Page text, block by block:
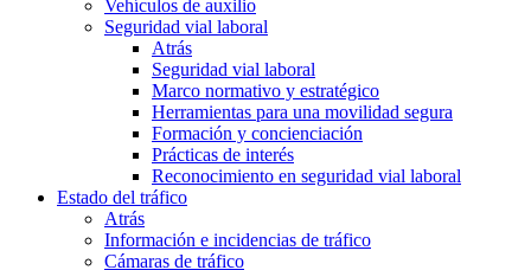
Vehículos de auxilio
Seguridad vial laboral
Atrás
Seguridad vial laboral
Marco normativo y estratégico
Herramientas para una movilidad segura
Formación y concienciación
Prácticas de interés
Reconocimiento en seguridad vial laboral
Estado del tráfico
Atrás
Información e incidencias de tráfico
Cámaras de tráfico